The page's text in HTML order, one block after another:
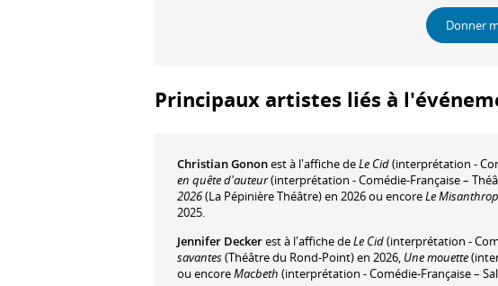
Donner
Principaux artistes liés à
Christian Gononest à l'affiche deLe Cid(interprétation -
en quête d'auteur(interprétation - Comédie-Française –
2026(La Pépinière Théâtre) en 2026 ou encoreLe
2025.
Jennifer Deckerest à l'affiche deLe Cid(interprétation -
savantes(Théâtre du Rond-Point) en 2026, Une mouette
ou encoreMacbeth (interprétation - Comédie-Française –